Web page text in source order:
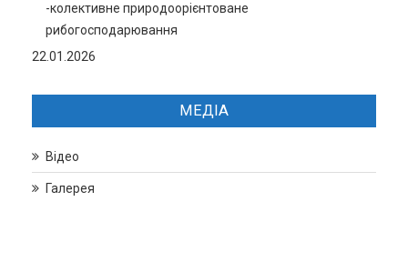
-колективне природоорієнтоване
рибогосподарювання
22.01.2026
МЕДІА
Відео
Галерея